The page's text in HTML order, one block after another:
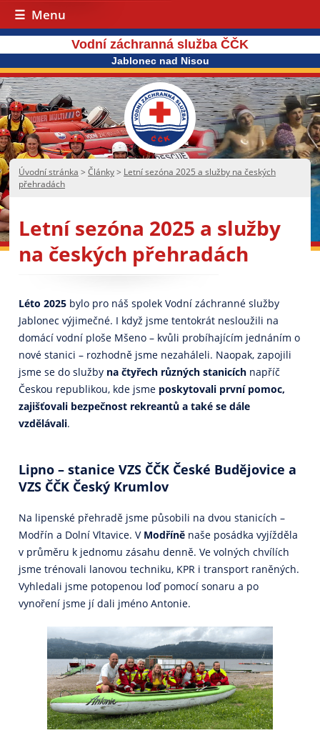
Menu
Vodní záchranná služba ČČK
Jablonec nad Nisou
Úvodní stránka >Články> Letní sezóna 2025 a služby na českých
přehradách
Letní sezóna 2025 a služby
na českých přehradách
Léto 2025 bylo pro náš spolek Vodní záchranné služby
Jablonec výjimečné. I když jsme tentokrát nesloužili na
domácí vodní ploše Mšeno – kvůli probíhajícím jednáním o
nové stanici – rozhodně jsme nezaháleli. Naopak, zapojili
jsme se do služby na čtyřech různých stanicích napříč
Českou republikou, kde jsme poskytovali první pomoc,
zajišťovali bezpečnost rekreantů a také se dále
vzdělávali.
Lipno – stanice VZS ČČK České Budějovice a
VZS ČČK Český Krumlov
Na lipenské přehradě jsme působili na dvou stanicích –
Modřín a Dolní Vltavice. V Modříně naše posádka vyjížděla
v průměru k jednomu zásahu denně. Ve volných chvílích
jsme trénovali lanovou techniku, KPR i transport raněných.
Vyhledali jsme potopenou loď pomocí sonaru a po
vynoření jsme jí dali jméno Antonie.